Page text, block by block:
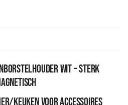
wit – sterk
keuken voor accessoires